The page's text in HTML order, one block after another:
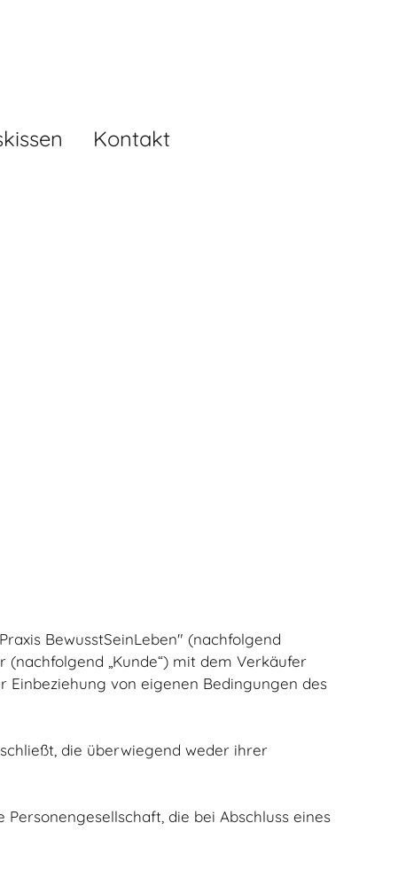
Kontakt
BewusstSeinLeben" (nachfolgend
„Kunde“) mit dem Verkäufer
von eigenen Bedingungen des
die überwiegend weder ihrer
die bei Abschluss eines